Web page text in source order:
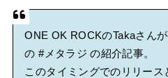
ONE OK ROCKのTakaさん
の#メタラジ の紹介記事。
このタイミングでのリリース